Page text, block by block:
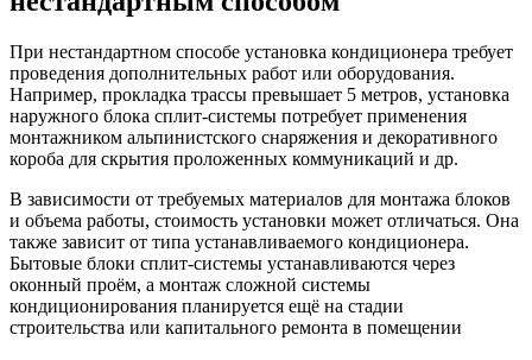
При нестандартном способе установка кондиционера требует
проведения дополнительных работ или оборудования.
Например, прокладка трассы превышает 5 метров, установка
наружного блока сплит-системы потребует применения
монтажником альпинистского снаряжения и декоративного
короба для скрытия проложенных коммуникаций и др.
В зависимости от требуемых материалов для монтажа блоков
и объема работы, стоимость установки может отличаться. Она
также зависит от типа устанавливаемого кондиционера.
Бытовые блоки сплит-системы устанавливаются через
оконный проём, а монтаж сложной системы
кондиционирования планируется ещё на стадии
строительства или капитального ремонта в помещении